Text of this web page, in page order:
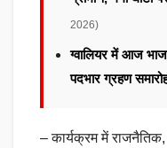
2026)
ग्वालियर में आज
पदभार ग्रहण
– कार्यक्रम में राजनैतिक,